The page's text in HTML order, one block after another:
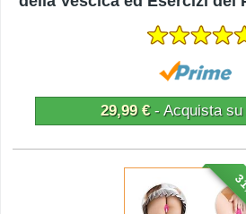
29,99 €- Acquista su